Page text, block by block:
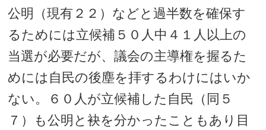
公明（現有２２）などと過半数を確保す
るためには立候補５０人中４１人以上の
当選が必要だが、議会の主導権を握るた
めには自民の後塵を拝するわけにはいか
ない。６０人が立候補した自民（同５
７）も公明と袂を分かったこともあり目